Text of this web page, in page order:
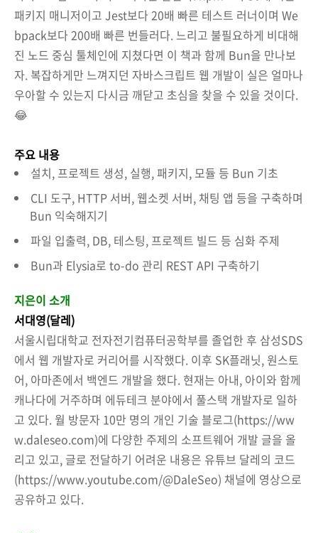
패키지 매니저이고 Jest보다 20배 빠른 테스트 러너이며 We
bpack보다 200배 빠른 번들러다. 느리고 불필요하게 비대해
진 노드 중심 툴체인에 지쳤다면 이 책과 함께 Bun을 만나보
자. 복잡하게만 느껴지던 자바스크립트 웹 개발이 실은 얼마나
우아할 수 있는지 다시금 깨닫고 초심을 찾을 수 있을 것이다.
😂
주요 내용
설치, 프로젝트 생성, 실행, 패키지, 모듈 등 Bun 기초
CLI 도구, HTTP 서버, 웹소켓 서버, 채팅 앱 등을 구축하며
Bun 익숙해지기
파일 입출력, DB, 테스팅, 프로젝트 빌드 등 심화 주제
Bun과 Elysia로 to-do 관리 REST API 구축하기
지은이 소개
서대영(달레)
서울시립대학교 전자전기컴퓨터공학부를 졸업한 후 삼성SDS
에서 웹 개발자로 커리어를 시작했다. 이후 SK플래닛, 원스토
어, 아마존에서 백엔드 개발을 했다. 현재는 아내, 아이와 함께
캐나다에 거주하며 에듀테크 분야에서 풀스택 개발자로 일하
고 있다. 월 방문자 10만 명의 개인 기술 블로그(https://ww
w.daleseo.com)에 다양한 주제의 소프트웨어 개발 글을 올
리고 있고, 글로 전달하기 어려운 내용은 유튜브 달레의 코드
(https://www.youtube.com/@DaleSeo) 채널에 영상으로
공유하고 있다.